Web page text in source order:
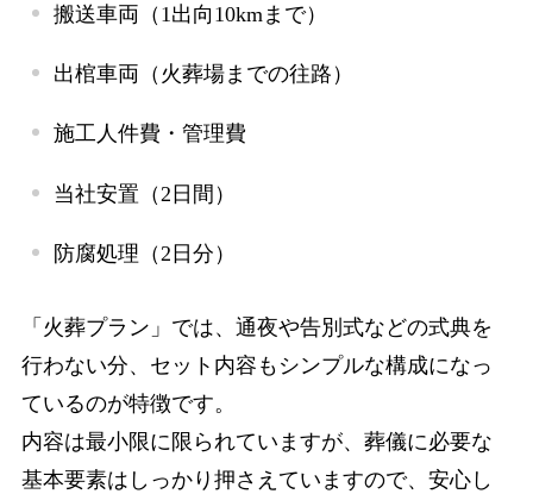
搬送車両（ 1 出向 10km まで）
出棺車両（火葬場までの往路）
施工人件費・管理費
当社安置（ 2 日間）
防腐処理（2 日分）
「火葬プラン」では、通夜や告別式などの式典を
行わない分、セット内容もシンプルな構成になっ
ているのが特徴です。
内容は最小限に限られていますが、葬儀に必要な
基本要素はしっかり押さえていますので、安心し